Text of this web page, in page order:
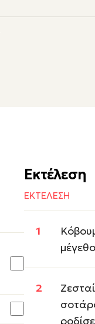
Εκτέλεση
ΕΚΤΕΛΕΣΗ